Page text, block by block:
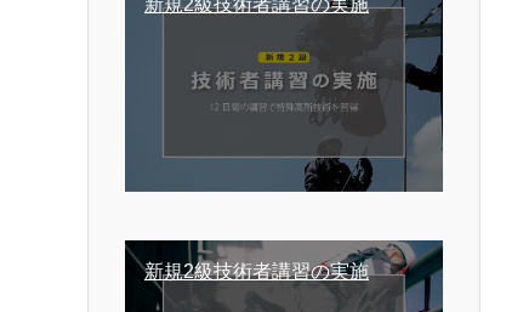
新規2級技術者講習の実施
新規2級技術者講習の実施